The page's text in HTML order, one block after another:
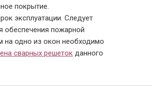
покрытие.
эксплуатации. Следует
обеспечения пожарной
на одно из окон необходимо
сварных решеток данного